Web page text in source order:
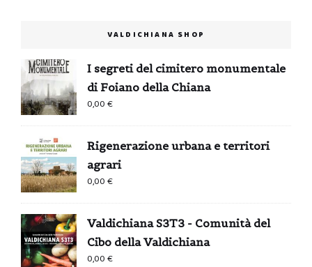
VALDICHIANA SHOP
I segreti del cimitero monumentale
di Foiano della Chiana
0,00€
Rigenerazione urbana e territori
agrari
0,00€
Valdichiana S3T3 - Comunità del
Cibo della Valdichiana
0,00€